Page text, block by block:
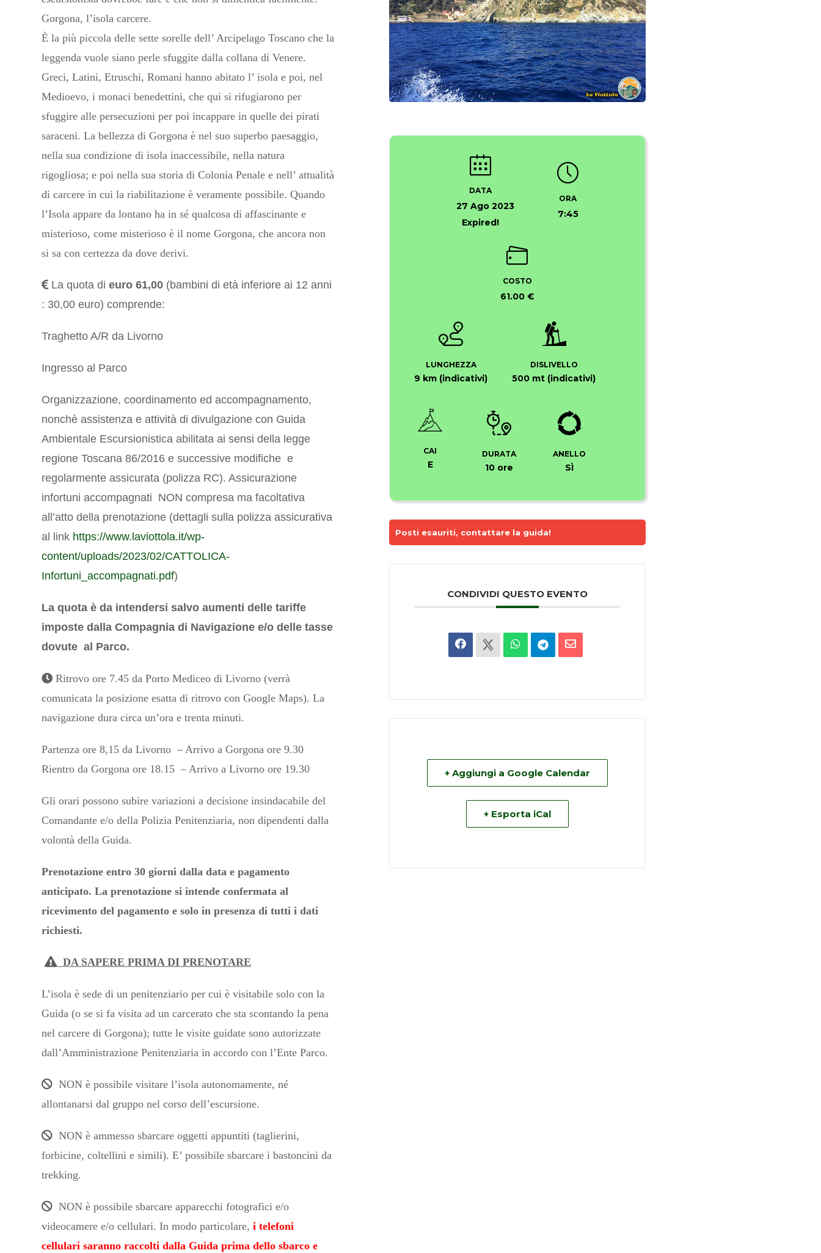
Gorgona, l’isola carcere.
È la più piccola delle sette sorelle dell’ Arcipelago Toscano che la
leggenda vuole siano perle sfuggite dalla collana di Venere.
Greci, Latini, Etruschi, Romani hanno abitato l’ isola e poi, nel
Medioevo, i monaci benedettini, che qui si rifugiarono per
sfuggire alle persecuzioni per poi incappare in quelle dei pirati
saraceni. La bellezza di Gorgona è nel suo superbo paesaggio,
nella sua condizione di isola inaccessibile, nella natura
rigogliosa; e poi nella sua storia di Colonia Penale e nell’ attualità
di carcere in cui la riabilitazione è veramente possibile.Quando
l’Isola appare da lontano ha in sé qualcosa di affascinante e
misterioso, come misterioso è il nome Gorgona, che ancora non
si sa con certezza da dove derivi.
La quota dieuro 61,00 (bambini di età inferiore ai 12 anni
: 30,00 euro) comprende:
Traghetto A/R da Livorno
Ingresso al Parco
Organizzazione, coordinamento ed accompagnamento,
nonchè assistenza e attività di divulgazione con Guida
Ambientale Escursionistica abilitata ai sensi della legge
regione Toscana 86/2016 e successive modifiche e
regolarmente assicurata (polizza RC). Assicurazione
infortuni accompagnati NON compresa ma facoltativa
all’atto della prenotazione (dettagli sulla polizza assicurativa
al link https://www.laviottola.it/wp-
content/uploads/2023/02/CATTOLICA-
Infortuni_accompagnati.pdf)
La quota è da intendersi salvo aumenti delle tariffe
imposte dalla Compagnia di Navigazione e/o delle tasse
dovute al Parco.
Ritrovo ore 7.45 da Porto Mediceo di Livorno (verrà
comunicata la posizione esatta di ritrovo con Google Maps). La
navigazione dura circa un’ora e trenta minuti.
Partenza ore 8,15 da Livorno – Arrivo a Gorgona ore 9.30
Rientro da Gorgona ore 18.15 – Arrivo a Livorno ore 19.30
Gli orari possono subire variazioni a decisione insindacabile del
Comandante e/o della Polizia Penitenziaria, non dipendenti dalla
volontà della Guida.
Prenotazione entro 30 giorni dalla data e pagamento
anticipato. La prenotazione si intende confermata al
ricevimento del pagamento e solo in presenza di tutti i dati
richiesti.
DA SAPERE PRIMA DI PRENOTARE
L’isola è sede di un penitenziario per cui è visitabile solo con la
Guida (o se si fa visita ad un carcerato che sta scontando la pena
nel carcere di Gorgona); tutte le visite guidate sono autorizzate
dall’Amministrazione Penitenziaria in accordo con l’Ente Parco.
NON è possibile visitare l’isola autonomamente, né
allontanarsi dal gruppo nel corso dell’escursione.
NON è ammesso sbarcare oggetti appuntiti (taglierini,
forbicine, coltellini e simili). E’ possibile sbarcare i bastoncini da
trekking.
NON è possibile sbarcare apparecchi fotografici e/o
videocamere e/o cellulari. In modo particolare,i telefoni
cellulari saranno raccolti dalla Guida prima dello sbarco e
DATA
27 Ago 2023
Expired!
ORA
7:45
COSTO
61.00 €
LUNGHEZZA
9 km (indicativi)
DISLIVELLO
500 mt (indicativi)
CAI
E
DURATA
10 ore
ANELLO
SÌ
Posti esauriti, contattare la guida!
CONDIVIDI QUESTO EVENTO
+ Aggiungi a Google Calendar
+ Esporta iCal